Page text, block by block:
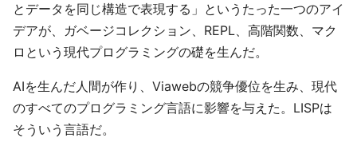
とデータを同じ構造で表現する」というたった一つのアイ
デアが、ガベージコレクション、REPL、高階関数、マク
ロという現代プログラミングの礎を生んだ。
AIを生んだ人間が作り、Viawebの競争優位を生み、現代
のすべてのプログラミング言語に影響を与えた。LISPは
そういう言語だ。